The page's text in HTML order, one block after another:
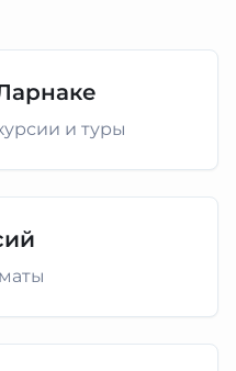
и туры